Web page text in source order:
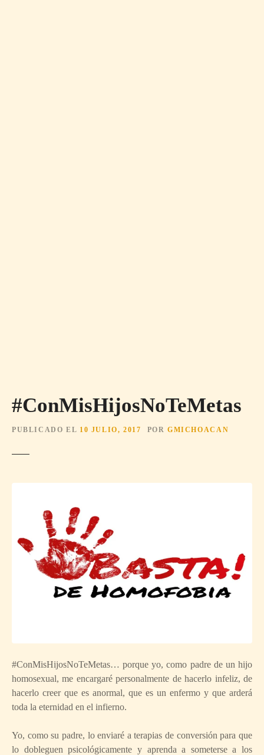
#ConMisHijosNoTeMetas
PUBLICADO EL 10 JULIO, 2017 POR GMICHOACAN
#ConMisHijosNoTeMetas… porque yo, como padre de un hijo
homosexual, me encargaré personalmente de hacerlo infeliz, de
hacerlo creer que es anormal, que es un enfermo y que arderá
toda la eternidad en el infierno.
Yo, como su padre, lo enviaré a terapias de conversión para que
lo dobleguen psicológicamente y aprenda a someterse a los